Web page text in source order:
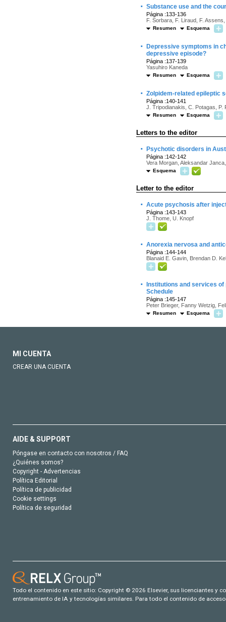
· Substance use and the
Página :133-136
F. Sorbara, F. Liraud, F.
Resumen Esquema
·
Depressive symptoms in
depressive episode?
Página :137-139
Yasuhiro Kaneda
Resumen Esquema
· Zolpidem-related epileptic
Página :140-141
J. Tripodianakis, C. Potagas, P.
Resumen Esquema
Letters to the editor
· Psychotic disorders in
Página :142-142
Vera Morgan, Aleksandar
Esquema
Letter to the editor
· Acute psychosis after
Página :143-143
J. Thome, U. Knopf
· Anorexia nervosa and
Página :144-144
Blanaid E. Gavin, Brendan D.
·
Institutions and services
Schedule
Página :145-147
Peter Brieger, Fanny Wetzig,
Resumen Esquema
MI CUENTA
CREAR UNA CUENTA
AIDE & SUPPORT
Póngase en contacto con nosotros / FAQ
¿Quiénes somos?
Copyright - Advertencias
Política Editorial
Política de publicidad
Cookie settings
Política de seguridad
Todo el contenido en este sitio: Copyright © 2026 Elsevier, sus licenciantes y
entrenamiento de IA y tecnologías similares. Para todo el contenido de